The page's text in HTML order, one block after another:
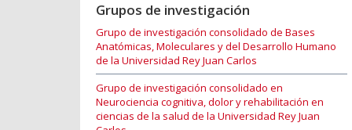
Grupos de investigación
Grupo de investigación consolidado de Bases
Anatómicas, Moleculares y del Desarrollo Humano
de la Universidad Rey Juan Carlos
Grupo de investigación consolidado en
Neurociencia cognitiva, dolor y rehabilitación en
ciencias de la salud de la Universidad Rey Juan